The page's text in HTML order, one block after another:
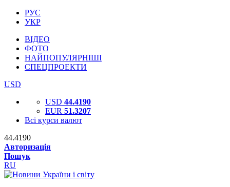
РУС
УКР
ВІДЕО
ФОТО
НАЙПОПУЛЯРНІШІ
СПЕЦПРОЕКТИ
USD
USD 44.4190
EUR 51.3207
Всі курси валют
44.4190
Авторизація
Пошук
RU